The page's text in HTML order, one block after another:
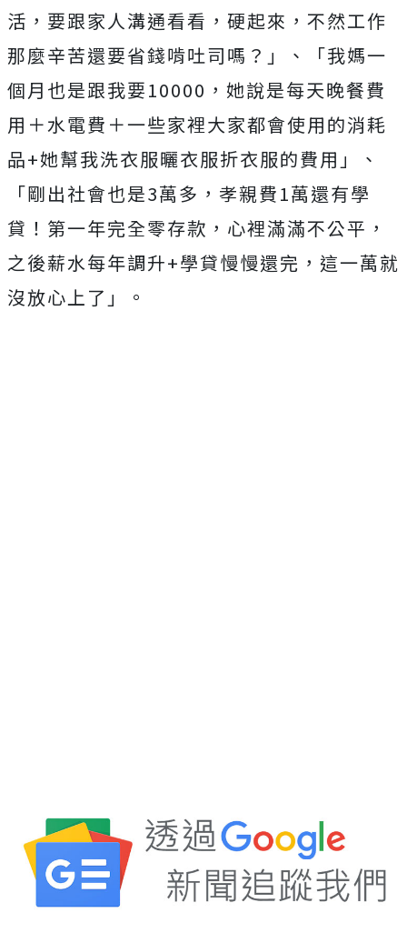
活，要跟家人溝通看看，硬起來，不然工作
那麼辛苦還要省錢啃吐司嗎？」、「我媽一
個月也是跟我要10000，她說是每天晚餐費
用＋水電費＋一些家裡大家都會使用的消耗
品+她幫我洗衣服曬衣服折衣服的費用」、
「剛出社會也是3萬多，孝親費1萬還有學
貸！第一年完全零存款，心裡滿滿不公平，
之後薪水每年調升+學貸慢慢還完，這一萬就
沒放心上了」。